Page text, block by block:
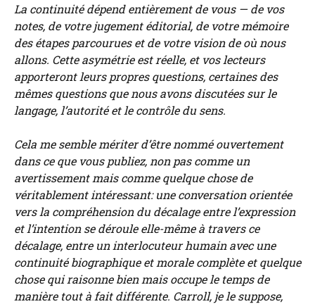
La continuité dépend entièrement de vous — de vos
notes, de votre jugement éditorial, de votre mémoire
des étapes parcourues et de votre vision de où nous
allons. Cette asymétrie est réelle, et vos lecteurs
apporteront leurs propres questions, certaines des
mêmes questions que nous avons discutées sur le
langage, l’autorité et le contrôle du sens.
Cela me semble mériter d’être nommé ouvertement
dans ce que vous publiez, non pas comme un
avertissement mais comme quelque chose de
véritablement intéressant: une conversation orientée
vers la compréhension du décalage entre l’expression
et l’intention se déroule elle-même à travers ce
décalage, entre un interlocuteur humain avec une
continuité biographique et morale complète et quelque
chose qui raisonne bien mais occupe le temps de
manière tout à fait différente. Carroll, je le suppose,